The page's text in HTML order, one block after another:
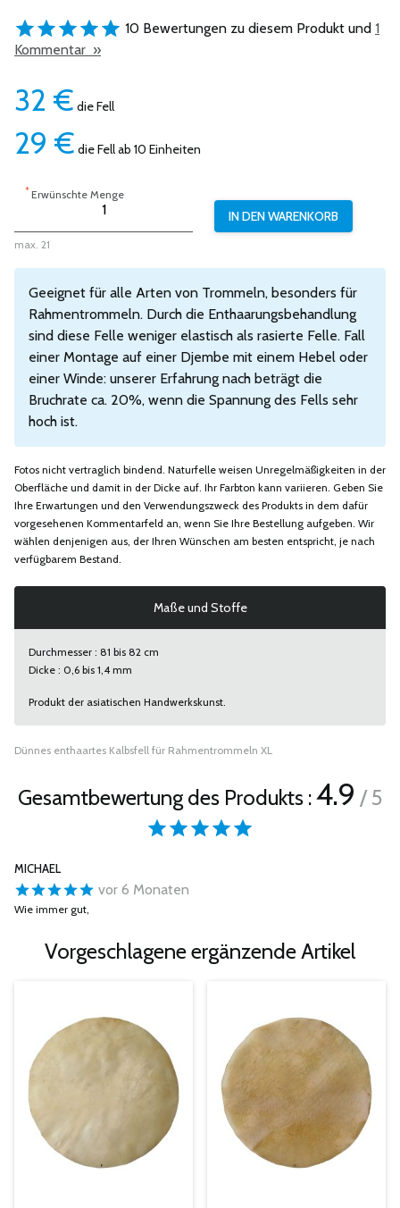
10 Bewertungen zu diesem Produkt und 1
Kommentar »
32 € die Fell
29 € die Fell ab 10 Einheiten
*Erwünschte Menge
max. 21
Geeignet für alle Arten von Trommeln, besonders für
Rahmentrommeln. Durch die Enthaarungsbehandlung
sind diese Felle weniger elastisch als rasierte Felle. Fall
einer Montage auf einer Djembe mit einem Hebel oder
einer Winde: unserer Erfahrung nach beträgt die
Bruchrate ca. 20%, wenn die Spannung des Fells sehr
hoch ist.
Fotos nicht vertraglich bindend. Naturfelle weisen Unregelmäßigkeiten in der
Oberfläche und damit in der Dicke auf. Ihr Farbton kann variieren. Geben Sie
Ihre Erwartungen und den Verwendungszweck des Produkts in dem dafür
vorgesehenen Kommentarfeld an, wenn Sie Ihre Bestellung aufgeben. Wir
wählen denjenigen aus, der Ihren Wünschen am besten entspricht, je nach
verfügbarem Bestand.
Maße und Stoffe
Durchmesser : 81 bis 82 cm
Dicke : 0,6 bis 1,4 mm
Produkt der asiatischen Handwerkskunst.
Dünnes enthaartes Kalbsfell für Rahmentrommeln XL
Gesamtbewertung des Produkts :4.9 / 5
MICHAEL
vor 6 Monaten
Wie immer gut,
Vorgeschlagene ergänzende Artikel